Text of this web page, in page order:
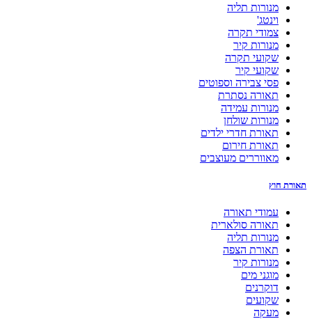
מנורות תליה
וינטג'
צמודי תקרה
מנורות קיר
שקועי תקרה
שקועי קיר
פסי צבירה וספוטים
תאורה נסתרת
מנורות עמידה
מנורות שולחן
תאורת חדרי ילדים
תאורת חירום
מאווררים מעוצבים
תאורת חוץ
עמודי תאורה
תאורה סולארית
מנורות תליה
תאורת הצפה
מנורות קיר
מוגני מים
דוקרנים
שקועים
מעקה